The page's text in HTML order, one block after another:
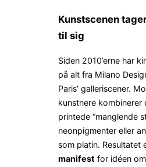
Kunstscenen
til sig
Siden 2010’erne har
på alt fra Milano
Paris’ galleri­scener.
kunstnere kombinerer
printede “manglende
neonpigmenter eller
som platin. Resultatet
manifest for idéen